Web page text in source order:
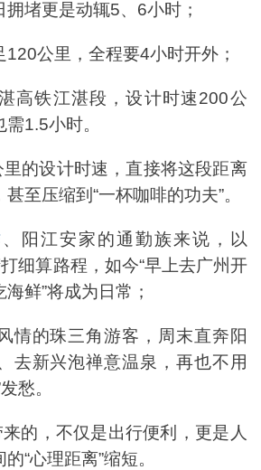
堵更是动辄5、6小时；
公里，全程要4小时开外；
高铁江湛段，设计时速200公
1.5小时。
的设计时速，直接将这段距离
至压缩到“一杯咖啡的功夫”。
、阳江安家的通勤族来说，以
细算路程，如今“早上去广州开
鲜”将成为日常；
情的珠三角游客，周末直奔阳
去新兴泡禅意温泉，再也不用
愁。
来的，不仅是出行便利，更是人
“心理距离”缩短。